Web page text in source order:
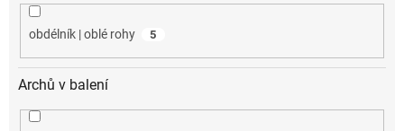
obdélník | oblé rohy 5
Archů v balení